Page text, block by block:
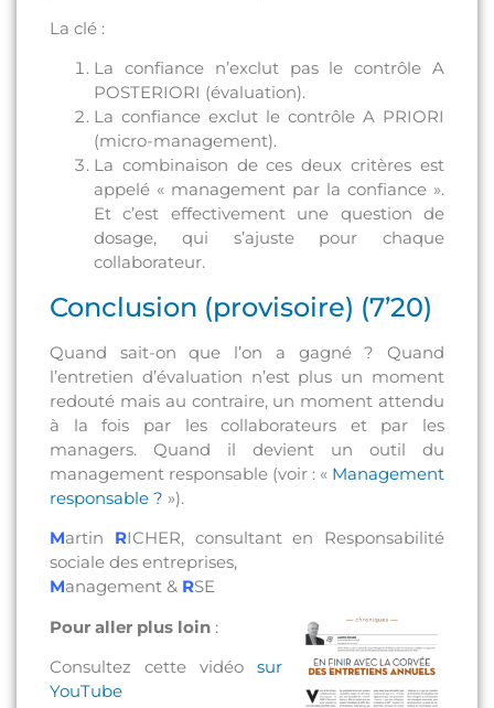
La clé :
La confiance n’exclut pas le contrôle A
POSTERIORI (évaluation).
La confiance exclut le contrôle A PRIORI
(micro-management).
La combinaison de ces deux critères est
appelé « management par la confiance ».
Et c’est effectivement une question de
dosage, qui s’ajuste pour chaque
collaborateur.
Conclusion (provisoire) (7’20)
Quand sait-on que l’on a gagné ? Quand
l’entretien d’évaluation n’est plus un moment
redouté mais au contraire, un moment attendu
à la fois par les collaborateurs et par les
managers. Quand il devient un outil du
management responsable (voir : « Management
responsable ? »).
Martin RICHER, consultant en Responsabilité
sociale des entreprises,
Management & RSE
Pour aller plus loin :
Consultez cette vidéo sur
YouTube